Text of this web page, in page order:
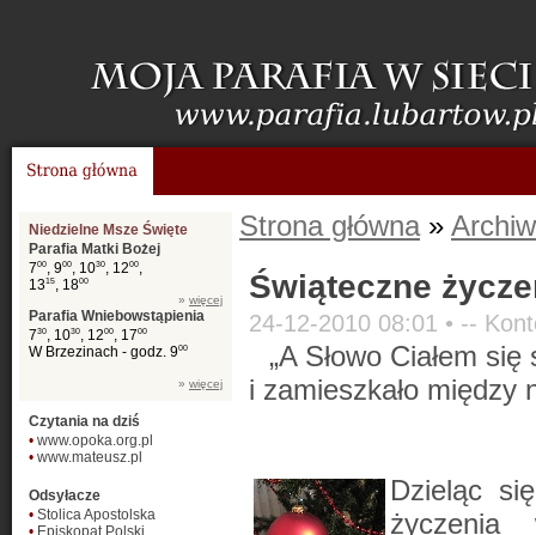
Niedzielne Msze Święte
Parafia Matki Bożej
700, 900, 1030, 1200,
1315, 1800
» więcej
Parafia Wniebowstąpienia
730, 1030, 1200, 1700
W Brzezinach - godz. 900
» więcej
Czytania na dziś
• www.opoka.org.pl
• www.mateusz.pl
Odsyłacze
• Stolica Apostolska
• Episkopat Polski
Strona główna»
Świąteczne
24-12-2010 08:01 • --
„A Słowo Ciałem się
i zamieszkało między
Dzieląc
życzenia